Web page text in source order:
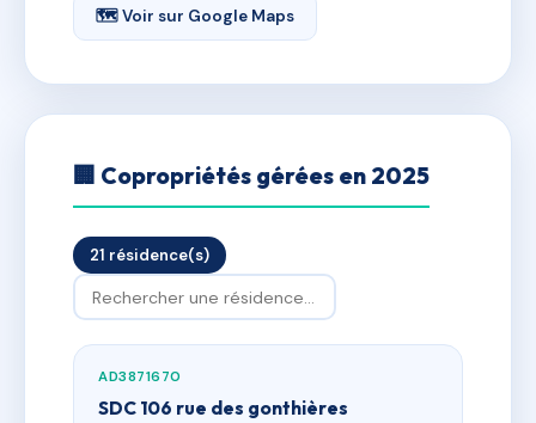
🗺 Voir sur Google Maps
🏢 Copropriétés gérées en 2025
21 résidence(s)
AD3871670
SDC 106 rue des gonthières